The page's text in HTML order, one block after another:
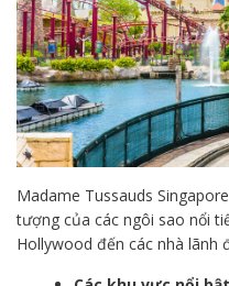
Madame Tussauds
tượng của các ngôi sao nổi
Hollywood đến các nhà lãnh